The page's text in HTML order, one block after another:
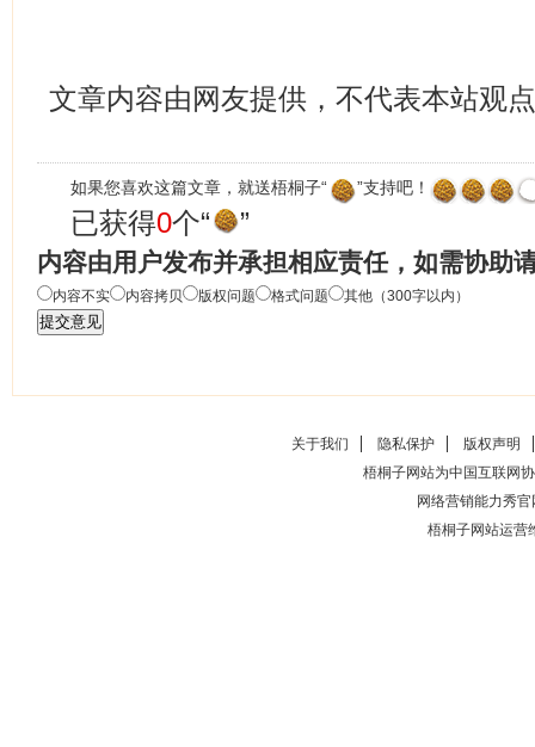
文章内容由网友提供，不代表本站观点
如果您喜欢这篇文章，就送梧桐子“ ”支持吧！
已获得0个“ ”
内容由用户发布并承担相应责任，如需协助
内容不实 内容拷贝 版权问题 格式问题 其他（300字以内）
关于我们 隐私保护
版权声明
梧桐子网站为中国互联网
网络营销能力秀官
梧桐子网站运营